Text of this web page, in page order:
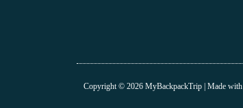
Copyright © 2026 MyBackpackTrip | Made with